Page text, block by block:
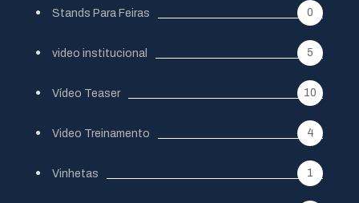
Stands Para Feiras 0
video institucional 5
Vídeo Teaser 10
Video Treinamento 4
Vinhetas 1